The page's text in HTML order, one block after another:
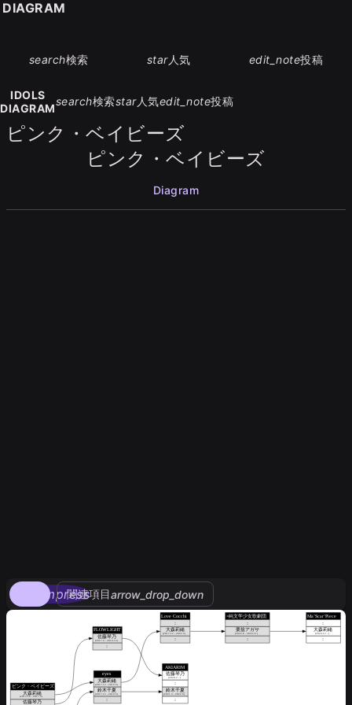
search検索 star人気 edit_note投稿
IDOLS
DIAGRAM
search検索star人気edit_note投稿
ピンク・ベイビーズ
ピンク・ベイビーズ
Diagram
compress
関連項目arrow_drop_down